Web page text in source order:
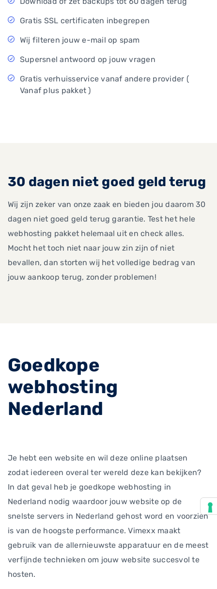
Gratis SSL certificaten inbegrepen
Wij filteren jouw e-mail op spam
Supersnel antwoord op jouw vragen
Gratis verhuisservice vanaf andere provider (
Vanaf plus pakket )
30 dagen niet goed geld terug
Wij zijn zeker van onze zaak en bieden jou daarom 30
dagen niet goed geld terug garantie. Test het hele
webhosting pakket helemaal uit en check alles.
Mocht het toch niet naar jouw zin zijn of niet
bevallen, dan storten wij het volledige bedrag van
jouw aankoop terug, zonder problemen!
Goedkope
webhosting
Nederland
Je hebt een website en wil deze online plaatsen
zodat iedereen overal ter wereld deze kan bekijken?
In dat geval heb je goedkope webhosting in
Nederland nodig waardoor jouw website op de
snelste servers in Nederland gehost word en voorzien
is van de hoogste performance. Vimexx maakt
gebruik van de allernieuwste apparatuur en de meest
verfijnde technieken om jouw website succesvol te
hosten.